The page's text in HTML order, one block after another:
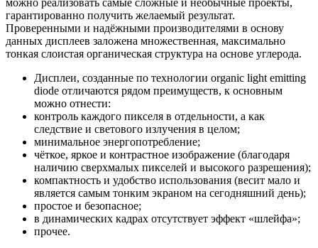
гарантированно получить желаемый результат.
Проверенными и надёжными производителями в основу
данных дисплеев заложена множественная, максимально
тонкая слоистая органическая структура на основе углерода.
Дисплеи, созданные по технологии organic light emitting
diode отличаются рядом преимуществ, к основным
можно отнести:
контроль каждого пикселя в отдельности, а как
следствие и светового излучения в целом;
минимальное энергопотребление;
чёткое, яркое и контрастное изображение (благодаря
наличию сверхмалых пикселей и высокого разрешения);
компактность и удобство использования (весит мало и
является самым тонким экраном на сегодняшний день);
простое и безопасное;
в динамических кадрах отсутствует эффект «шлейфа»;
прочее.